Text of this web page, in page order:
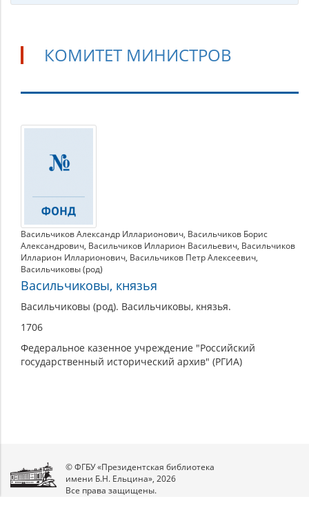
КОМИТЕТ МИНИСТРОВ
Комитет
министров
Васильчиков Александр Илларионович, Васильчиков Борис
Александрович, Васильчиков Илларион Васильевич, Васильчиков
Илларион Илларионович, Васильчиков Петр Алексеевич,
Васильчиковы (род)
Васильчиковы, князья
Васильчиковы (род). Васильчиковы, князья.
1706
Федеральное казенное учреждение "Российский
государственный исторический архив" (РГИА)
© ФГБУ «Президентская библиотека
имени Б.Н. Ельцина», 2026
Все права защищены.